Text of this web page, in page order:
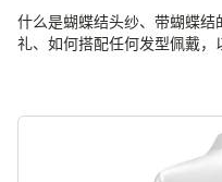
什么是蝴蝶结头纱、带蝴蝶
礼、如何搭配任何发型佩戴